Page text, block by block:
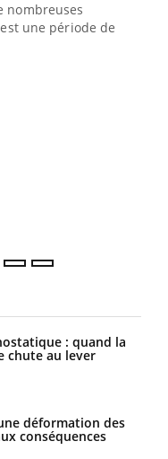
nombreuses
une période de
: quand la
chute au lever
déformation des
conséquences